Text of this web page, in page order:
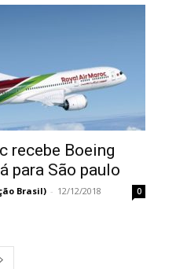
recebe Boeing
para São paulo
Brasil) - 12/12/2018 0